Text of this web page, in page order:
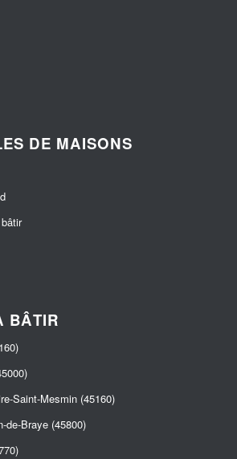
DE MAISONS
BÂTIR
Saint-Mesmin (45160)
de-Braye (45800)